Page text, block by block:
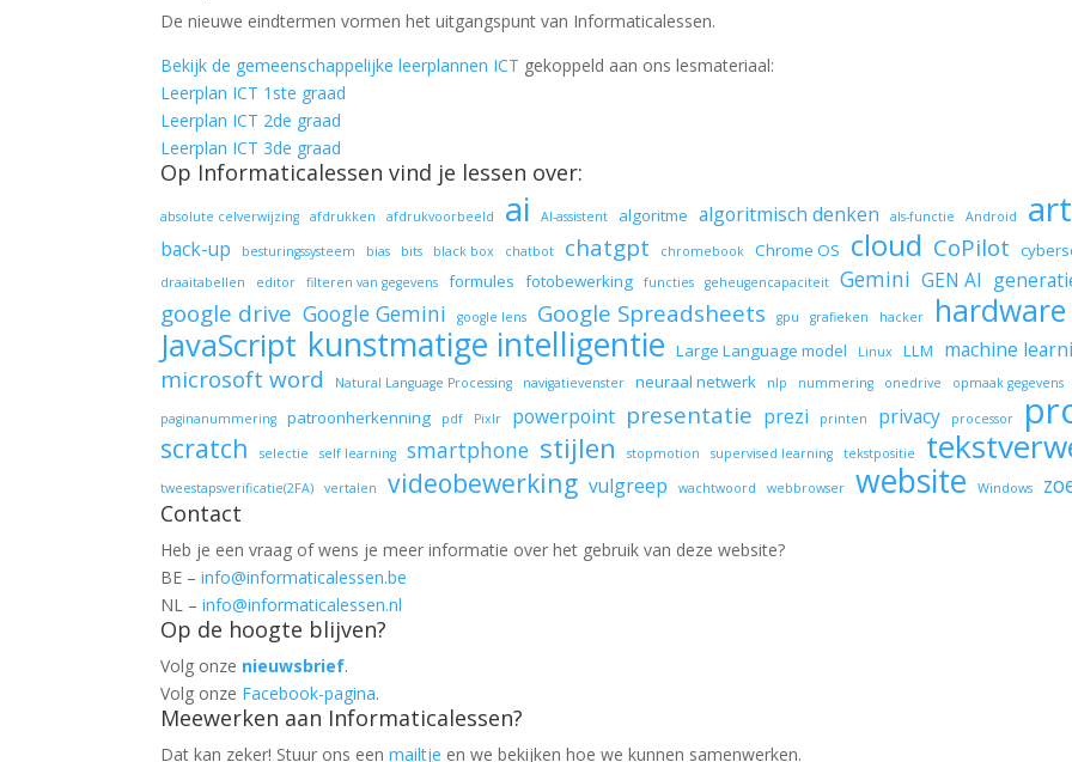
De nieuwe eindtermen vormen het uitgangspunt van Informaticalessen.
Bekijk de gemeenschappelijke leerplannen ICT gekoppeld aan ons lesmateriaal:
Leerplan ICT 1ste graad
Leerplan ICT 2de graad
Leerplan ICT 3de graad
Op Informaticalessen vind je lessen over:
absolute celverwijzing afdrukken afdrukvoorbeeld ai AI-assistent algoritme algoritmisch denken als-functie Android
back-up besturingssysteem bias bits black box chatbot chatgpt chromebook Chrome OS cloud CoPilot
draaitabellen
editor filteren van gegevens formules fotobewerking functies geheugencapaciteit Gemini GEN AI
google drive Google Gemini google lens Google Spreadsheets gpu grafieken hacker hardware
JavaScript kunstmatige intelligentie Large Language model Linux LLM machine
microsoft word
Natural Language Processing navigatievenster neuraal netwerk nlp nummering onedrive opmaak gegevens
paginanummering patroonherkenning pdf Pixlr powerpoint presentatie prezi printen privacy processor
scratch selectie self learning smartphone stijlen stopmotion supervised learning tekstpositie
tweestapsverificatie(2FA) vertalen videobewerking vulgreep wachtwoord webbrowser website Windows
Contact
Heb je een vraag of wens je meer informatie over het gebruik van deze website?
BE –info@informaticalessen.be
NL –info@informaticalessen.nl
Op de hoogte blijven?
Volg onze nieuwsbrief.
Volg onze Facebook-pagina.
Meewerken aan Informaticalessen?
Dat kan zeker! Stuur ons eenmailtje en we bekijken hoe we kunnen samenwerken.